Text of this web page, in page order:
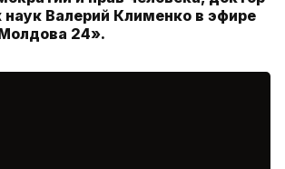
наук Валерий Клименко в эфире
24».